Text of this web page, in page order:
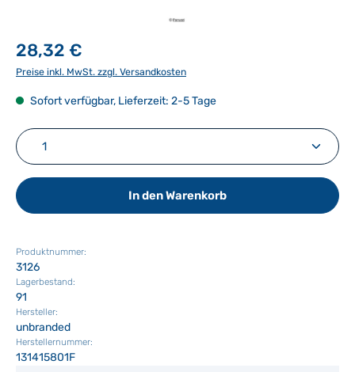
28,32 €
Preise inkl. MwSt. zzgl. Versandkosten
Sofort verfügbar, Lieferzeit: 2-5 Tage
Produkt Anzahl: Gib den gewünschten Wert ein
In den Warenkorb
Produktnummer:
3126
Lagerbestand:
91
Hersteller:
unbranded
Herstellernummer:
131415801F